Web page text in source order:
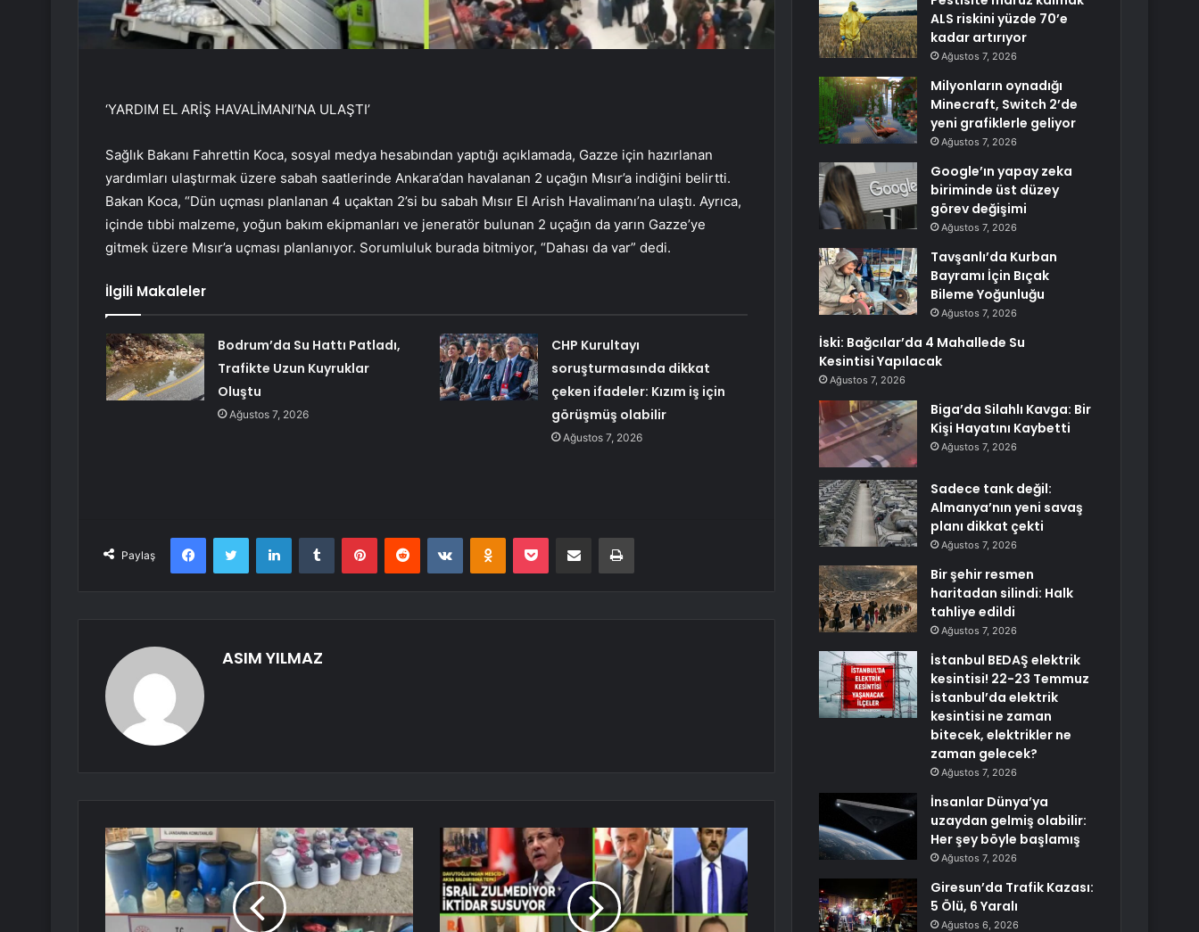
‘YARDIM EL ARİŞ HAVALİMANI’NA ULAŞTI’
Sağlık Bakanı Fahrettin Koca, sosyal medya hesabından yaptığı açıklamada, Gazze için hazırlanan
yardımları ulaştırmak üzere sabah saatlerinde Ankara’dan havalanan 2 uçağın Mısır’a indiğini belirtti.
Bakan Koca, “Dün uçması planlanan 4 uçaktan 2’si bu sabah Mısır El Arish Havalimanı’na ulaştı. Ayrıca,
içinde tıbbi malzeme, yoğun bakım ekipmanları ve jeneratör bulunan 2 uçağın da yarın Gazze’ye
gitmek üzere Mısır’a uçması planlanıyor. Sorumluluk burada bitmiyor, “Dahası da var” dedi.
İlgili Makaleler
Bodrum’da Su Hattı Patladı,
Trafikte Uzun Kuyruklar
Oluştu
Ağustos 7, 2026
CHP Kurultayı
soruşturmasında dikkat
çeken ifadeler: Kızım iş için
görüşmüş olabilir
Ağustos 7, 2026
Paylaş
FacebookTwitter LinkedInTumblr PinterestReddit VKontakteOdnoklassniki
Pocket E-Posta ile paylaş Yazdır
ASIM YILMAZ
ALS riskini yüzde 70’e
kadar artırıyor
Ağustos 7, 2026
Milyonların oynadığı
Minecraft, Switch 2’de
yeni grafiklerle geliyor
Ağustos 7, 2026
Google’ın yapay zeka
biriminde üst düzey
görev değişimi
Ağustos 7, 2026
Tavşanlı’da Kurban
Bayramı İçin Bıçak
Bileme Yoğunluğu
Ağustos 7, 2026
İski: Bağcılar’da 4 Mahallede Su
Kesintisi Yapılacak
Ağustos 7, 2026
Biga’da Silahlı Kavga: Bir
Kişi Hayatını Kaybetti
Ağustos 7, 2026
Sadece tank değil:
Almanya’nın yeni savaş
planı dikkat çekti
Ağustos 7, 2026
Bir şehir resmen
haritadan silindi: Halk
tahliye edildi
Ağustos 7, 2026
İstanbul BEDAŞ elektrik
kesintisi! 22-23 Temmuz
İstanbul’da elektrik
kesintisi ne zaman
bitecek, elektrikler ne
zaman gelecek?
Ağustos 7, 2026
İnsanlar Dünya’ya
uzaydan gelmiş olabilir:
Her şey böyle başlamış
Ağustos 7, 2026
Giresun’da Trafik Kazası:
5 Ölü, 6 Yaralı
Ağustos 6, 2026